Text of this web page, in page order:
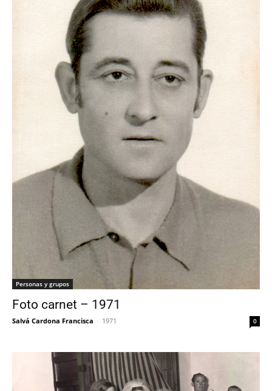
Personas y grupos
Foto carnet – 1971
Salvá Cardona Francisca - 1971 0